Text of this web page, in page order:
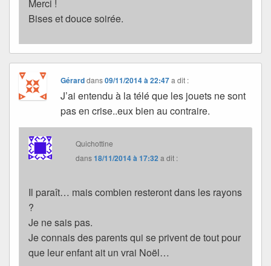
Merci !
Bises et douce soirée.
Gérarddans09/11/2014 à 22:47 a dit :
J’ai entendu à la télé que les jouets ne sont
pas en crise..eux bien au contraire.
Quichottine
dans18/11/2014 à 17:32 a dit :
Il paraît… mais combien resteront dans les rayons
?
Je ne sais pas.
Je connais des parents qui se privent de tout pour
que leur enfant ait un vrai Noël…